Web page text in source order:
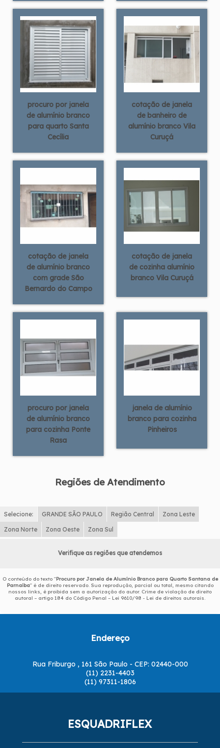
procuro por janela
de alumínio branco
para quarto Santa
Cecília
cotação de janela
de banheiro de
alumínio branco Vila
Curuçá
cotação de janela
de alumínio branco
com grade São
Bernardo do Campo
cotação de janela
de cozinha alumínio
branco Vila Curuçá
procuro por janela
de alumínio branco
para cozinha Ponte
Rasa
janela de alumínio
branco para cozinha
Pinheiros
Regiões de Atendimento
Selecione: GRANDE SÃO PAULO Região Central Zona Leste
Zona Norte Zona Oeste Zona Sul
Verifique as regiões que atendemos
O conteúdo do texto "Procuro por Janela de Alumínio Branco para Quarto Santana de
Parnaíba" é de direito reservado. Sua reprodução, parcial ou total, mesmo citando
nossos links, é proibida sem a autorização do autor. Crime de violação de direito
autoral – artigo 184 do Código Penal – Lei 9610/98 - Lei de direitos autorais.
Endereço
Rua Friburgo , 161 São Paulo - CEP: 02440-000
(11) 2231-4403
(11) 97311-1806
ESQUADRIFLEX